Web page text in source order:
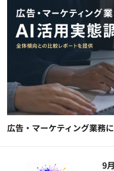
広告・マーケティング業務
9